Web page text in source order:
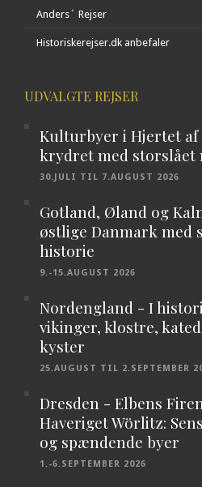
Anders´ Rejser
Historiskerejser.dk anbefaler
UDVALGTE REJSER
Kulturbyer i Hjertet af
krydret med storslået
30.JULI TIL 7.AUGUST 2026
Gotland, Øland og
østlige Danmark med
historie
9.-15.AUGUST 2026
Nordengland - I
vikinger, klostre,
kyster
25.AUGUST TIL 2.SEPTEMBER
Dresden - Elbens
Haveriget Wörlitz:
og spændende byer
1.-6.SEPTEMBER 2026